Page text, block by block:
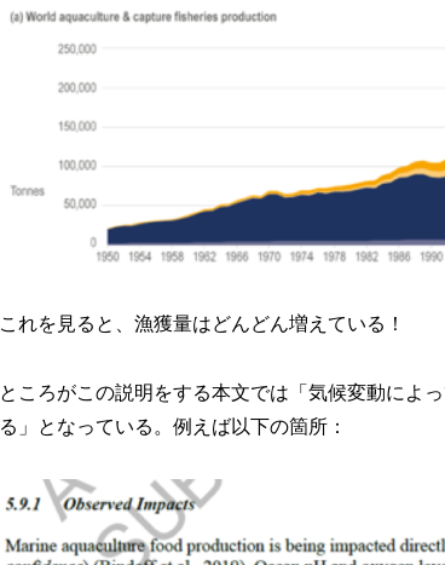
これを見ると、漁獲量はどんどん増えている！
ところがこの説明をする本文では「気候変動によ
る」となっている。例えば以下の箇所：